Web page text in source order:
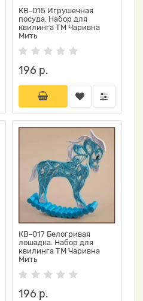
КВ-015 Игрушечная
посуда. Набор для
квилинга ТМ Чаривна
Мить
196 р.
КВ-017 Белогривая
лошадка. Набор для
квилинга ТМ Чаривна
Мить
196 р.